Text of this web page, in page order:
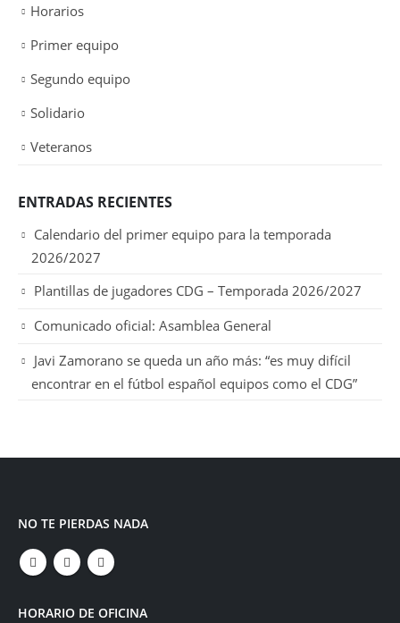
Horarios
Primer equipo
Segundo equipo
Solidario
Veteranos
ENTRADAS RECIENTES
Calendario del primer equipo para la temporada
2026/2027
Plantillas de jugadores CDG – Temporada 2026/2027
Comunicado oficial: Asamblea General
Javi Zamorano se queda un año más: “es muy difícil
encontrar en el fútbol español equipos como el CDG”
NO TE PIERDAS NADA
HORARIO DE OFICINA